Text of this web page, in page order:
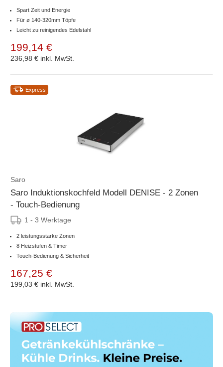
Spart Zeit und Energie
Für ø 140-320mm Töpfe
Leicht zu reinigendes Edelstahl
199,14 €
236,98 € inkl. MwSt.
Express
Saro
Saro Induktionskochfeld Modell DENISE - 2 Zonen
- Touch-Bedienung
1 - 3 Werktage
2 leistungsstarke Zonen
8 Heizstufen & Timer
Touch-Bedienung & Sicherheit
167,25 €
199,03 € inkl. MwSt.